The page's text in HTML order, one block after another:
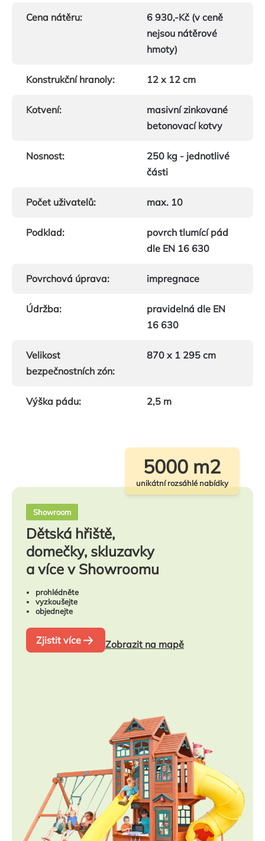
Cena nátěru:
6 930,-Kč (v ceně
nejsou nátěrové
hmoty)
Konstrukční hranoly: 12 x 12 cm
Kotvení:
masivní zinkované
betonovací kotvy
Nosnost:
250 kg - jednotlivé
části
Počet uživatelů: max. 10
Podklad:
povrch tlumící pád
dle EN 16 630
Povrchová úprava: impregnace
Údržba:
pravidelná dle EN
16 630
Velikost
bezpečnostních zón:
870 x 1 295 cm
Výška pádu: 2,5 m
Showroom
Dětská hřiště,
domečky, skluzavky
a více v Showroomu
prohlédněte
vyzkoušejte
objednejte
Zjistit více Zobrazit na mapě
5000 m2
unikátní rozsáhlé nabídky